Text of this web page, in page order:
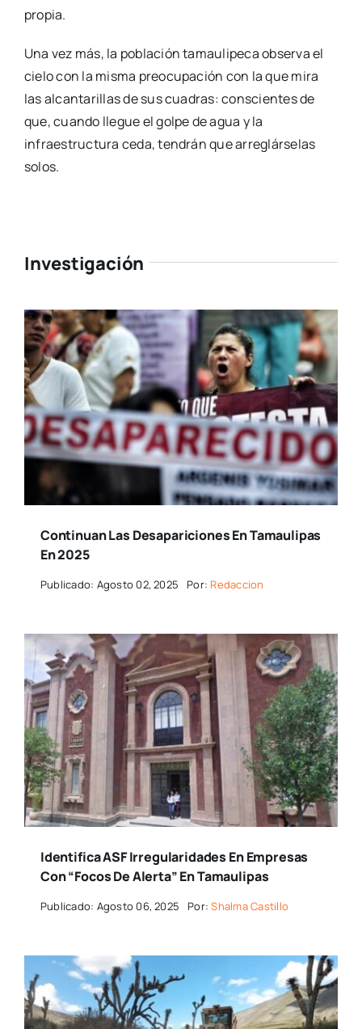
propia.
Una vez más, la población tamaulipeca observa el
cielo con la misma preocupación con la que mira
las alcantarillas de sus cuadras: conscientes de
que, cuando llegue el golpe de agua y la
infraestructura ceda, tendrán que arreglárselas
solos.
Investigación
Continuan Las Desapariciones En Tamaulipas
En 2025
Publicado: Agosto 02, 2025 Por: Redaccion
Identifica ASF Irregularidades En Empresas
Con “focos De Alerta” En Tamaulipas
Publicado: Agosto 06, 2025 Por:Shalma Castillo